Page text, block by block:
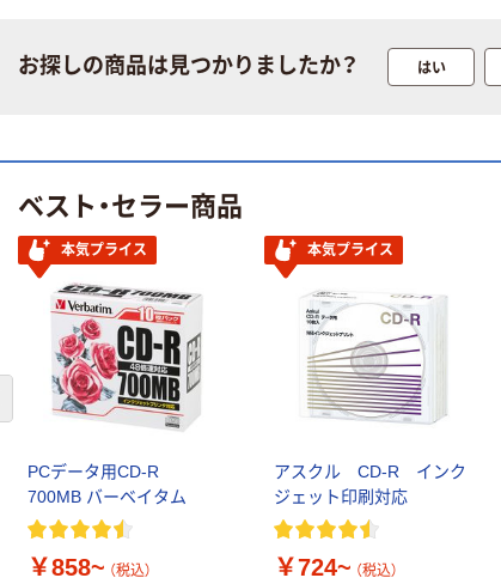
お探しの商品は見つかりましたか？ はい
ベスト・セラー商品
本気プライス
PCデータ用CD-R
700MB バーベイタム
￥858~ （税込）
本気プライス
アスクル CD-R インク
ジェット印刷対応
￥724~ （税込）
前のスライドへ
￥1,080~
（税込）
オーディオテク
ニカ USB Type-
C イヤホン
ATH-CKD30C
￥3,190~
（税込）
PDケーブル
TypeーC &
Lightning 1m チ
LAKOLE/ラコレ
カゴへ
Spotlight 2 プレ
ゼンテーション
ニカ ノイズキャ
ンセリングUSB
Type-C用イヤホ
ン ATH-
CKS330NC
￥5,940~
（税込）
WPS Office 2
Complete 2026
【永続版】 PC2台
PKG-PG 1個（直
￥14,520
（税込）